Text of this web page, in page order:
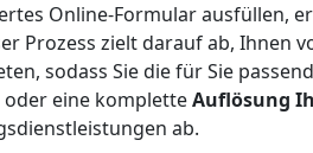
Online-Formular ausfüllen,
Prozess zielt darauf ab, Ihnen
sodass Sie die für Sie
eine kompletteAuflösung
ab.